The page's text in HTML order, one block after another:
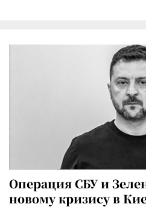
Операция СБУ и
новому кризису в